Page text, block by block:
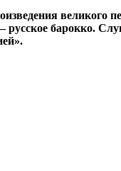
великого
русское барокко.